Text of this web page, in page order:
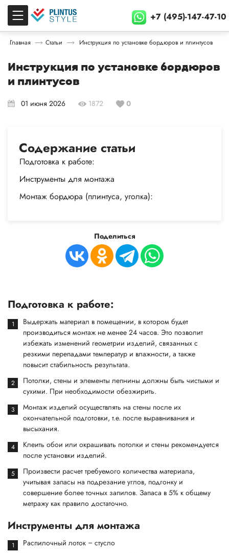
+7 (495)-147-47-10
Главная Статьи Инструкция по установке бордюров и плинтусов
Инструкция по установке бордюров
и плинтусов
01 июня 2026 1872 0
Содержание статьи
Подготовка к работе:
Инструменты для монтажа
Монтаж бордюра (плинтуса, уголка):
Поделиться
Подготовка к работе:
Выдержать материал в помещении, в котором будет
производиться монтаж не менее 24 часов. Это позволит
избежать изменений геометрии изделий, связанных с
резкими перепадами температур и влажности, а также
повысит стабильность результата.
Потолки, стены и элементы лепнины должны быть чистыми и
сухими. При необходимости обезжирить.
Монтаж изделий осуществлять на стены после их
окончательной подготовки, т.е. после выравнивания и
высыхания.
Клеить обои или окрашивать потолки и стены рекомендуется
после установки изделий.
Произвести расчет требуемого количества материала,
учитывая запасы на подрезание углов, подгонку и
совершение более точных запилов. Запаса в 5% к общему
метражу как правило достаточно.
Инструменты для монтажа
Распилочный лоток – стусло